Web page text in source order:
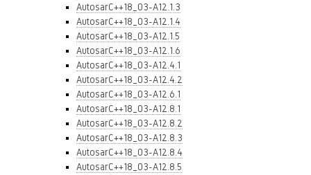
AutosarC++18_03-A12.1.3
AutosarC++18_03-A12.1.4
AutosarC++18_03-A12.1.5
AutosarC++18_03-A12.1.6
AutosarC++18_03-A12.4.1
AutosarC++18_03-A12.4.2
AutosarC++18_03-A12.6.1
AutosarC++18_03-A12.8.1
AutosarC++18_03-A12.8.2
AutosarC++18_03-A12.8.3
AutosarC++18_03-A12.8.4
AutosarC++18_03-A12.8.5